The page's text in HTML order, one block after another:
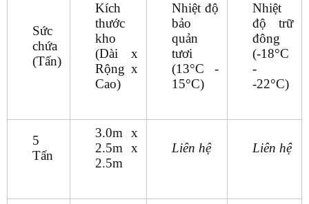
Sức
chứa
(Tấn)
Kích
thước
kho
(Dài x
Rộng x
Cao)
Nhiệt độ
bảo
quản
tươi
(13°C -
15°C)
Nhiệt
độ trữ
đông
(-18°C
-
-22°C)
5
Tấn
3.0m x
2.5m x
2.5m
Liên hệ Liên hệ